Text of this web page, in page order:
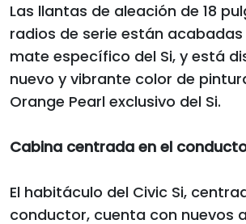
Las llantas de aleación de 18
radios de serie están acabadas
mate específico del Si, y está
nuevo y vibrante color de
Orange Pearl exclusivo del Si.
Cabina centrada en el
El habitáculo del Civic Si,
conductor, cuenta con nuevos